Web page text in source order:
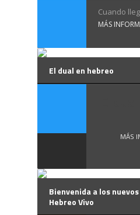
Cuando
MÁS
El dual en hebreo
MÁS
Bienvenida a los
Hebreo Vivo